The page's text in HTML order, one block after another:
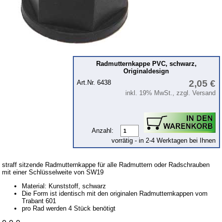
Motor
Hinterachse
Zubehör
Anstecker
Schlüsselanhänger
Schriftzüge
Radmutternkappe PVC, schwarz,
Originaldesign
Art.Nr. 6438
2,05 €
inkl. 19% MwSt., zzgl. Versand
Anzahl:
vorrätig - in 2-4 Werktagen bei Ihnen
straff sitzende Radmutternkappe für alle Radmuttern oder Radschrauben
mit einer Schlüsselweite von SW19
Material: Kunststoff, schwarz
Die Form ist identisch mit den originalen Radmutternkappen vom
Trabant 601
pro Rad werden 4 Stück benötigt